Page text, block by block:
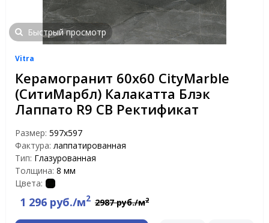
Быстрый просмотр
Vitra
Керамогранит 60х60 CityMarble
(СитиМарбл) Калакатта Блэк
Лаппато R9 CB Ректификат
Размер: 597х597
Фактура: лаппатированная
Тип: Глазурованная
Толщина: 8 мм
Цвета:
1 296 руб./м2 2987 руб./м2